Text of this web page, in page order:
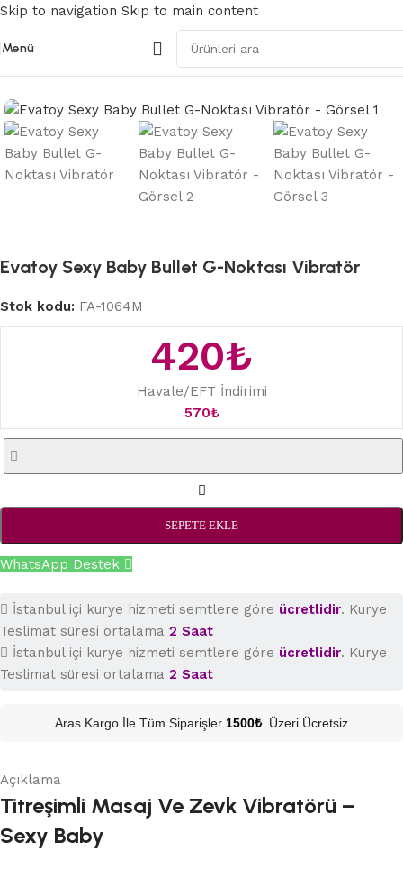
Skip to navigation Skip to main content
Menü
Modern Vibratörler
Evatoy Sexy Baby Bullet G-Noktası Vibratör
Stok kodu: FA-1064M
420₺
Havale/EFT İndirimi
570₺
SEPETE EKLE
WhatsApp Destek
İstanbul içi kurye hizmeti semtlere göre ücretlidir. Kurye
Teslimat süresi ortalama 2 Saat
İstanbul içi kurye hizmeti semtlere göre ücretlidir. Kurye
Teslimat süresi ortalama 2 Saat
Aras Kargo İle Tüm Siparişler 1500₺ . Üzeri Ücretsiz
Açıklama
Titreşimli Masaj Ve Zevk Vibratörü –
Sexy Baby